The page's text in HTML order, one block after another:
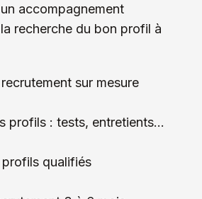
accompagnement
recherche du bon profil à
sur mesure
profils : tests, entretients…
qualifiés